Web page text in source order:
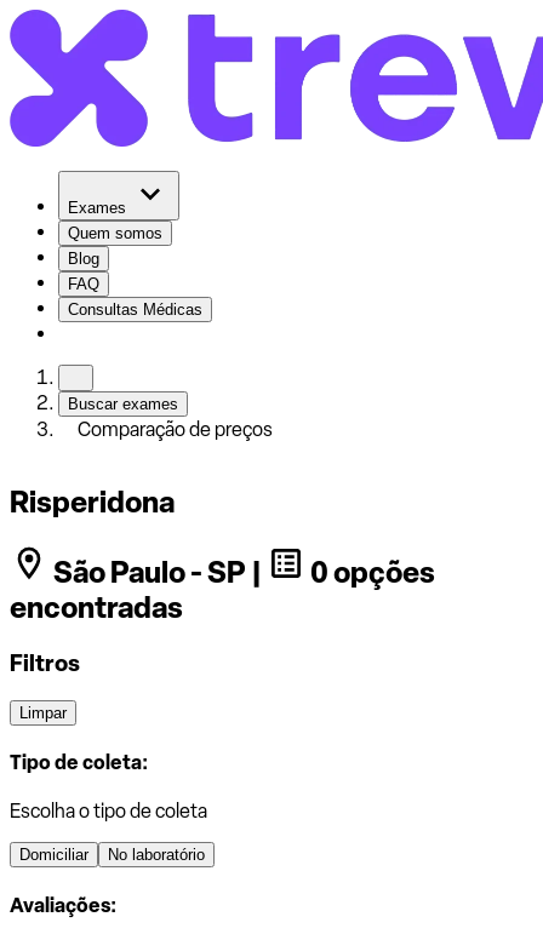
Exames
Quem somos
Blog
FAQ
Consultas Médicas
Buscar exames
Comparação de preços
Risperidona
São Paulo - SP |
0 opções
encontradas
Filtros
Limpar
Tipo de coleta:
Escolha o tipo de coleta
Domiciliar No laboratório
Avaliações: